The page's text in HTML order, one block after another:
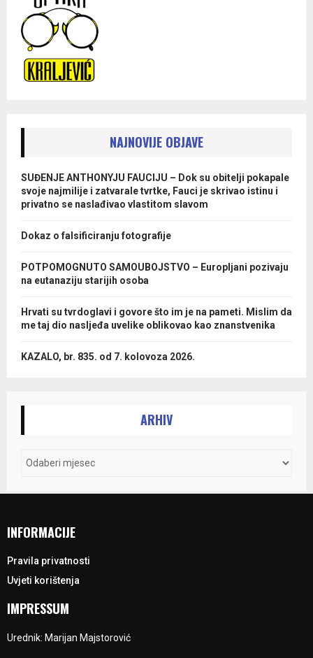
NAJNOVIJE OBJAVE
SUĐENJE ANTHONYJU FAUCIJU – Dok su obitelji pokapale
svoje najmilije i zatvarale tvrtke, Fauci je skrivao istinu i
privatno se naslađivao vlastitom slavom
Dokaz o falsificiranju fotografije
POTPOMOGNUTO SAMOUBOJSTVO – Europljani pozivaju
na eutanaziju starijih osoba
Hrvati su tvrdoglavi i govore što im je na pameti. Mislim da
me taj dio nasljeđa uvelike oblikovao kao znanstvenika
KAZALO, br. 835. od 7. kolovoza 2026.
ARHIV
INFORMACIJE
Pravila privatnosti
Uvjeti korištenja
IMPRESSUM
Urednik: Marijan Majstorović